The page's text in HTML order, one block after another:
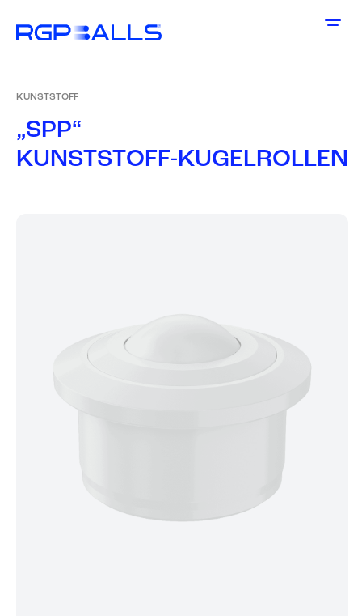
KUNSTSTOFF
„SPP“
KUNSTSTOFF-KUGELROLLEN